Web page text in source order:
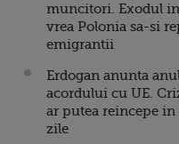
muncitori. Exodul
vrea Polonia sa-si
emigrantii
Erdogan anunta
acordului cu UE.
ar putea reincepe
zile